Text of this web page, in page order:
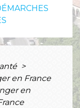
>
en France
en